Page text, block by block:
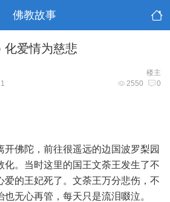
佛教故事
化爱情为慈悲
楼主
2550 0
佛陀，前往很遥远的边国波罗梨园
化。当时这里的国王文荼王发生了不
爱的王妃死了。文荼王万分悲伤，不
无心再管，每天只是流泪啜泣。